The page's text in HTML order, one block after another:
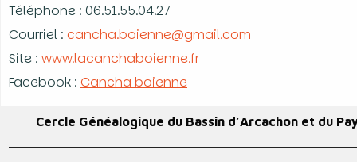
Téléphone : 06.51.55.04.27
Courriel : cancha.boienne@gmail.com
Site : www.lacanchaboienne.fr
Facebook : Cancha boienne
Cercle Généalogique du Bassin d’Arcachon et du